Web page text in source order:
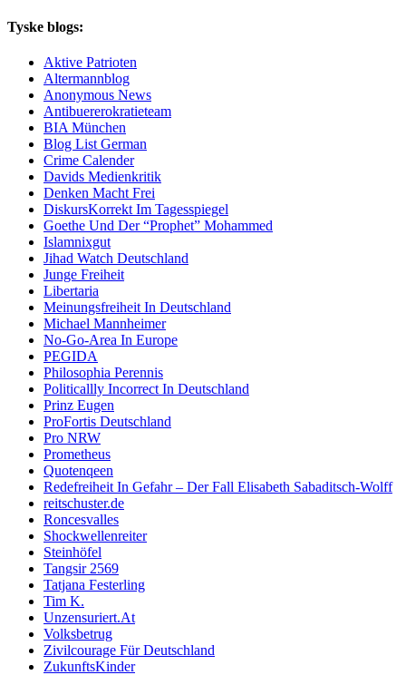
Tyske blogs:
Aktive Patrioten
Altermannblog
Anonymous News
Antibuererokratieteam
BIA München
Blog List German
Crime Calender
Davids Medienkritik
Denken Macht Frei
DiskursKorrekt Im Tagesspiegel
Goethe Und Der “Prophet” Mohammed
Islamnixgut
Jihad Watch Deutschland
Junge Freiheit
Libertaria
Meinungsfreiheit In Deutschland
Michael Mannheimer
No-Go-Area In Europe
PEGIDA
Philosophia Perennis
Politicallly Incorrect In Deutschland
Prinz Eugen
ProFortis Deutschland
Pro NRW
Prometheus
Quotenqeen
Redefreiheit In Gefahr – Der Fall Elisabeth Sabaditsch-Wolff
reitschuster.de
Roncesvalles
Shockwellenreiter
Steinhöfel
Tangsir 2569
Tatjana Festerling
Tim K.
Unzensuriert.At
Volksbetrug
Zivilcourage Für Deutschland
ZukunftsKinder